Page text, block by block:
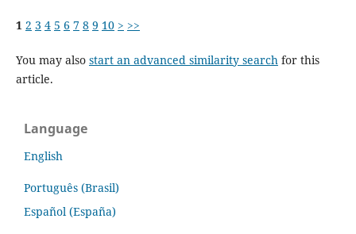
1 2 3 4 5 6 7 8 9 10 > >>
You may also start an advanced similarity search for this
article.
Language
English
Português (Brasil)
Español (España)